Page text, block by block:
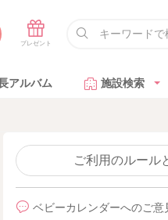
アルバム 施設検索
ご利用のルール
ベビーカレンダーへのご意